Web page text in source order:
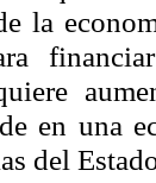
la
en una
del